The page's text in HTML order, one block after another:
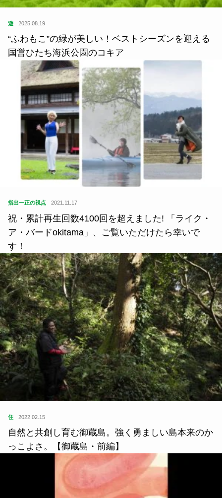
遊 2025.08.19
“ふわもこ”の緑が美しい！ベストシーズンを迎える
国営ひたち海浜公園のコキア
指出一正の視点 2021.11.17
祝・累計再生回数4100回を超えました! 「ライク・
ア・バードokitama」、ご覧いただけたら幸いで
す！
住 2022.02.15
自然と共創し育む御蔵島。強く勇ましい島本来のか
っこよさ。【御蔵島・前編】